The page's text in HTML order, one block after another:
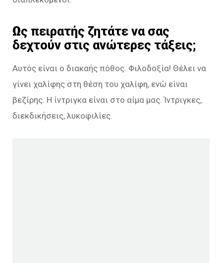
Ως πειρατής ζητάτε να σας
δεχτούν στις ανώτερες τάξεις;
Αυτός είναι ο διακαής πόθος. Φιλοδοξία! Θέλει να
γίνει χαλίφης στη θέση του χαλίφη, ενώ είναι
βεζίρης. Η ίντριγκα είναι στο αίμα μας. Ίντριγκες,
διεκδικήσεις, λυκοφιλίες.